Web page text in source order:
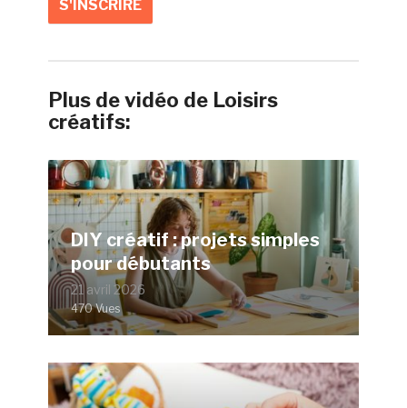
Plus de vidéo de Loisirs
créatifs:
DIY créatif : projets simples
pour débutants
21 avril 2026
470 Vues